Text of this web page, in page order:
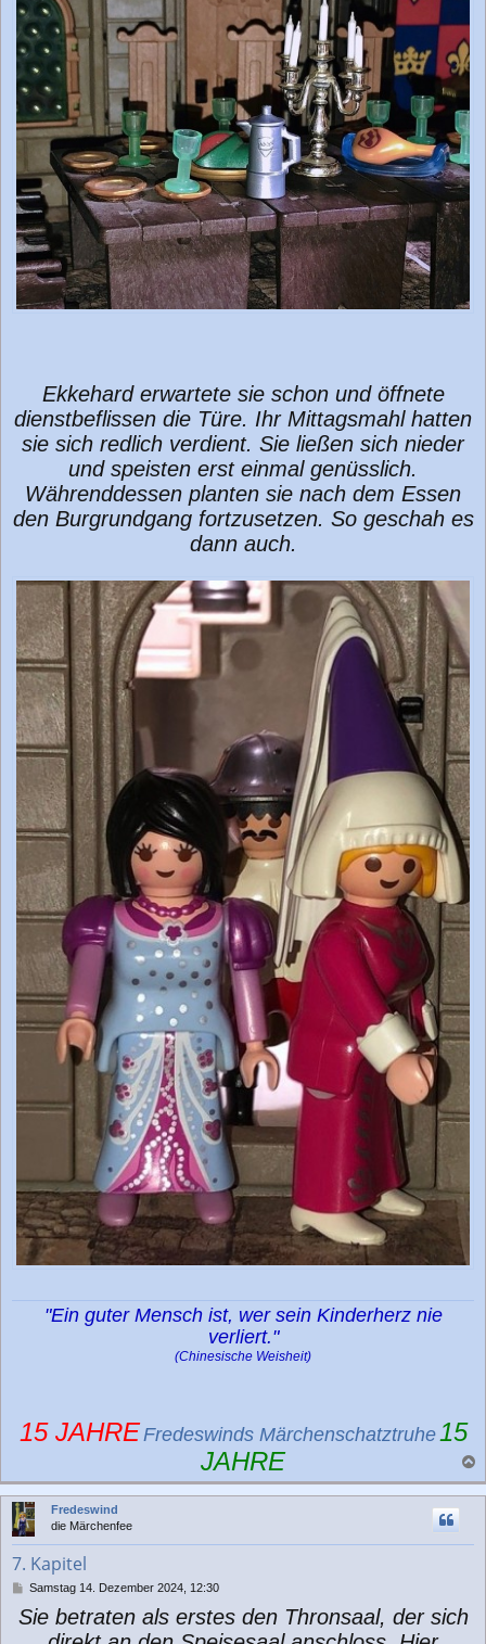
Ekkehard erwartete sie schon und öffnete
dienstbeflissen die Türe. Ihr Mittagsmahl hatten
sie sich redlich verdient. Sie ließen sich nieder
und speisten erst einmal genüsslich.
Währenddessen planten sie nach dem Essen
den Burgrundgang fortzusetzen. So geschah es
dann auch.
"Ein guter Mensch ist, wer sein Kinderherz nie
verliert."
(Chinesische Weisheit)
15 JAHRE Fredeswinds Märchenschatztruhe 15
JAHRE
a
c
Fredeswind
die Märchenfee
7. Kapitel
B
i
Samstag 14. Dezember 2024, 12:30
Sie betraten als erstes den Thronsaal, der sich